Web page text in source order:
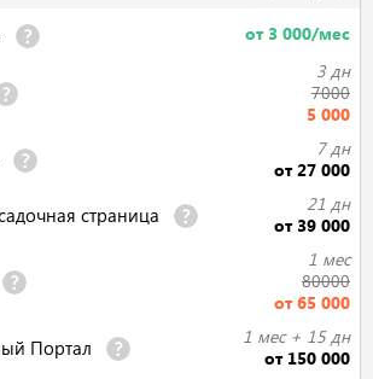
от 3 000/мес
3 дн
7000
5 000
7 дн
от 27 000
страница
21 дн
от 39 000
1 мес
80000
от 65 000
Портал
1 мес + 15 дн
от 150 000